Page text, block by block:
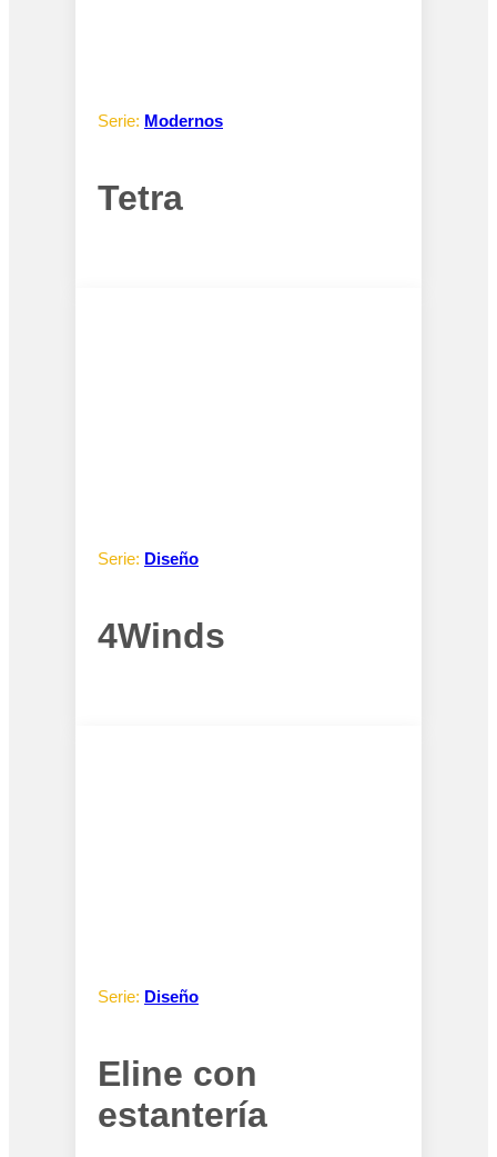
Serie: Modernos
Tetra
Serie: Diseño
4Winds
Serie: Diseño
Eline con
estantería